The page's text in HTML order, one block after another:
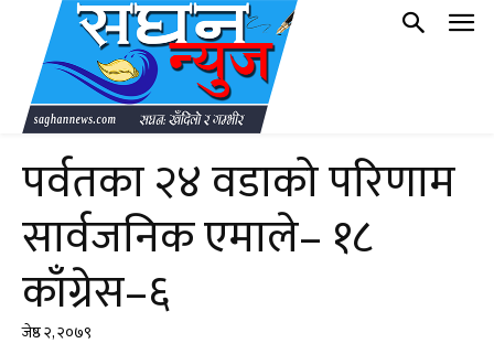
पर्वतका २४ वडाको परिणाम
सार्वजनिक एमाले– १८
काँग्रेस–६
जेष्ठ २, २०७९